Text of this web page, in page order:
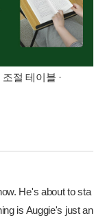
절 테이블 ·
He's about to sta
is Auggie's just an